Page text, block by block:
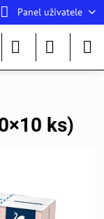
Panel uživatele
ks)